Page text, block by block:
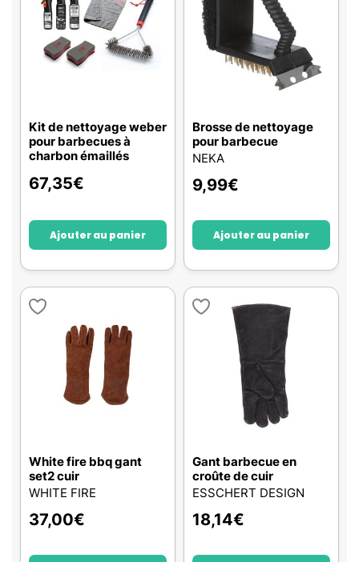
Kit de nettoyage weber
pour barbecues à
charbon émaillés
67,35€
Ajouter au panier
Brosse de nettoyage
pour barbecue
NEKA
9,99€
Ajouter au panier
White fire bbq gant
set2 cuir
WHITE FIRE
37,00€
Gant barbecue en
croûte de cuir
ESSCHERT DESIGN
18,14€